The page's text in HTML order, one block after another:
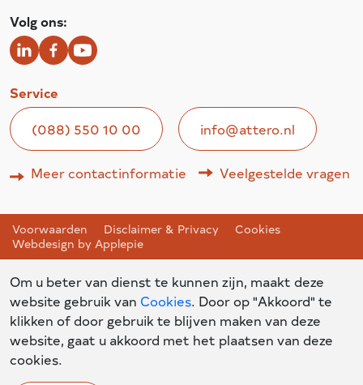
Volg ons:
Service
(088) 550 10 00 info@attero.nl
Meer contactinformatie Veelgestelde vragen
Voorwaarden Disclaimer & Privacy
Cookies
Webdesign by Applepie
Om u beter van dienst te kunnen zijn, maakt deze
website gebruik van Cookies. Door op "Akkoord" te
klikken of door gebruik te blijven maken van deze
website, gaat u akkoord met het plaatsen van deze
cookies.